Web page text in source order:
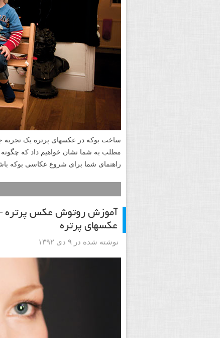
ساخت بوکه در عکسهای پرتره یک تجربه
مطلب به شما نشان خواهیم داد که چگونه
راهنمای شما برای شروع عکاسی بوکه
آموزش روتوش عکس پرتره –
عکسهای پرتره
نوشته شده در ۹ دی ۱۳۹۲